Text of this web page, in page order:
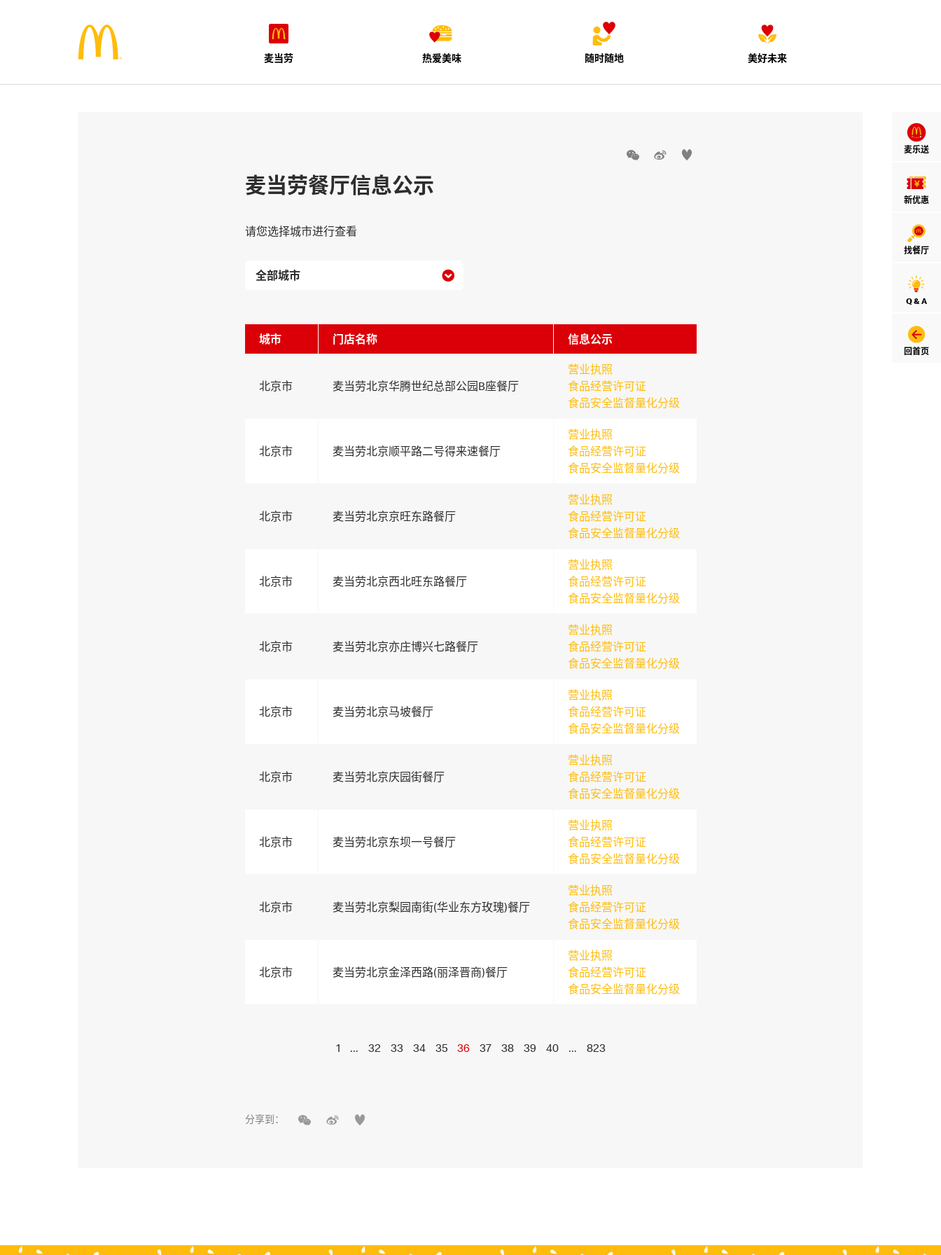
麦当劳 热爱美味 随时随地 美好未来
麦乐送
新优惠
找餐厅
Q & A
回首页
  
麦当劳餐厅信息公示
请您选择城市进行查看

城市 门店名称 信息公示
北京市 麦当劳北京华腾世纪总部公园B座餐厅
营业执照
食品经营许可证
食品安全监督量化分级
北京市 麦当劳北京顺平路二号得来速餐厅
营业执照
食品经营许可证
食品安全监督量化分级
北京市 麦当劳北京京旺东路餐厅
营业执照
食品经营许可证
食品安全监督量化分级
北京市 麦当劳北京西北旺东路餐厅
营业执照
食品经营许可证
食品安全监督量化分级
北京市 麦当劳北京亦庄博兴七路餐厅
营业执照
食品经营许可证
食品安全监督量化分级
北京市 麦当劳北京马坡餐厅
营业执照
食品经营许可证
食品安全监督量化分级
北京市 麦当劳北京庆园街餐厅
营业执照
食品经营许可证
食品安全监督量化分级
北京市 麦当劳北京东坝一号餐厅
营业执照
食品经营许可证
食品安全监督量化分级
北京市 麦当劳北京梨园南街(华业东方玫瑰)餐厅
营业执照
食品经营许可证
食品安全监督量化分级
北京市 麦当劳北京金泽西路(丽泽晋商)餐厅
营业执照
食品经营许可证
食品安全监督量化分级
1 ... 32 33 34 35 36 37 38 39 40 ... 823
分享到：   